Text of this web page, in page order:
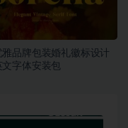
雅品牌包装婚礼徽标设计
文字体安装包